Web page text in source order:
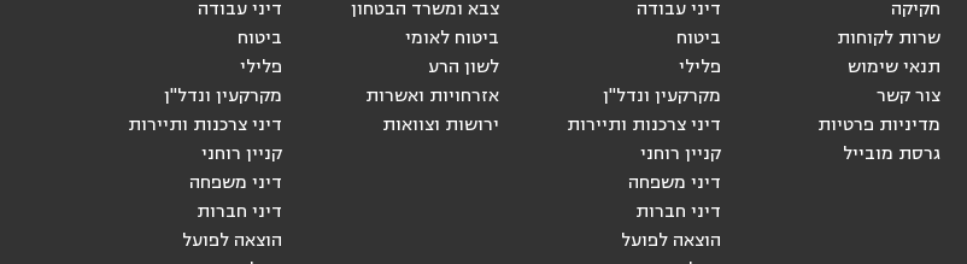
חקיקה
שרות לקוחות
תנאי שימוש
צור קשר
מדיניות פרטיות
גרסת מובייל
דיני עבודה
ביטוח
פלילי
מקרקעין ונדל"ן
דיני צרכנות ותיירות
קניין רוחני
דיני משפחה
דיני חברות
הוצאה לפועל
צבא ומשרד הבטחון
ביטוח לאומי
לשון הרע
אזרחויות ואשרות
ירושות וצוואות
דיני עבודה
ביטוח
פלילי
מקרקעין ונדל"ן
דיני צרכנות ותיירות
קניין רוחני
דיני משפחה
דיני חברות
הוצאה לפועל